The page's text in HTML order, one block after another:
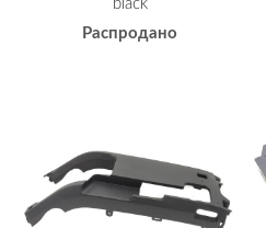
Распродано